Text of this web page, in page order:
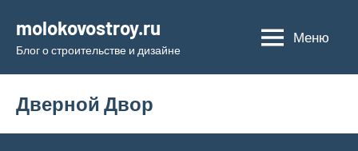
содержимому
molokovostroy.ru
Блог о строительстве и дизайне
Меню
Дверной Двор